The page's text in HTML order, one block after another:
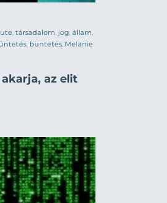
társadalom jog állam
büntetés Melanie
az elit